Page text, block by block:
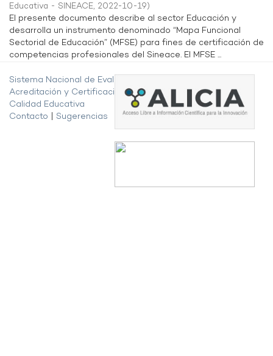
Educativa - SINEACE, 2022-10-19)
El presente documento describe al sector Educación y
desarrolla un instrumento denominado “Mapa Funcional
Sectorial de Educación” (MFSE) para fines de certificación de
competencias profesionales del Sineace. El MFSE ...
Sistema Nacional de Evaluación,
Acreditación y Certificación de la
Calidad Educativa
Contacto
Sugerencias